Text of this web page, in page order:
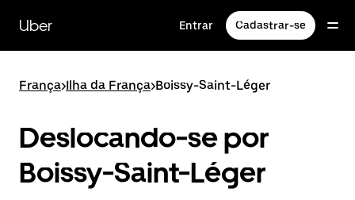
para
conteúdo
Uber Entrar Cadastrar-se
França>Ilha da França>Boissy-Saint-Léger
Deslocando-se por
Boissy-Saint-Léger